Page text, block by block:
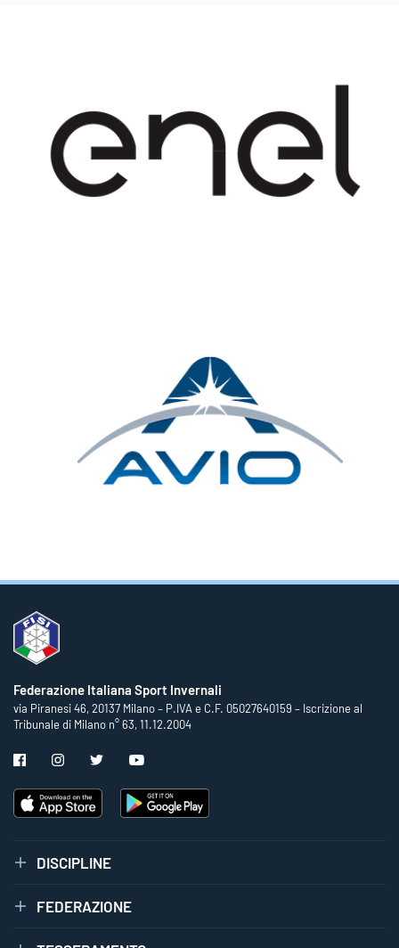
Federazione Italiana Sport Invernali
via Piranesi 46, 20137 Milano – P.IVA e C.F. 05027640159 – Iscrizione al
Tribunale di Milano n° 63, 11.12.2004
DISCIPLINE
FEDERAZIONE